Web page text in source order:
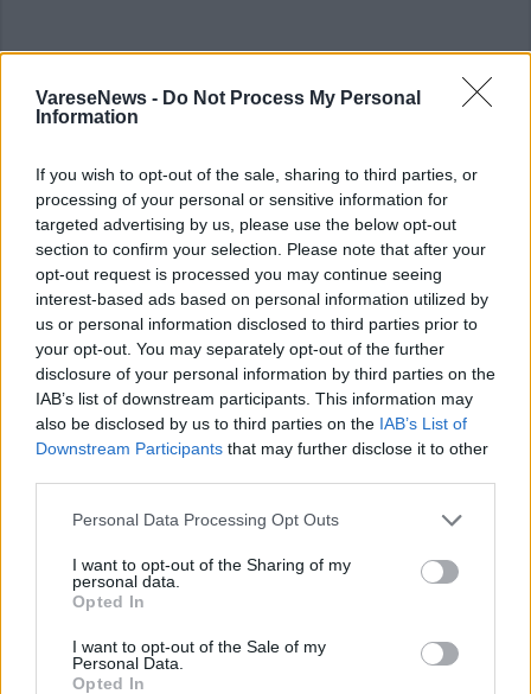
VareseNews - Do Not Process My Personal
Information
If you wish to opt-out of the sale, sharing to third parties, or
processing of your personal or sensitive information for
targeted advertising by us, please use the below opt-out
section to confirm your selection. Please note that after your
opt-out request is processed you may continue seeing
interest-based ads based on personal information utilized by
us or personal information disclosed to third parties prior to
your opt-out. You may separately opt-out of the further
disclosure of your personal information by third parties on the
IAB’s list of downstream participants. This information may
also be disclosed by us to third parties on the IAB’s List of
Downstream Participants that may further disclose it to other
Personal Data Processing Opt Outs
I want to opt-out of the Sharing of my
personal data.
Opted In
I want to opt-out of the Sale of my
Personal Data.
Opted In
ADV
Commenti
articolo.
L'email è richiesta ma non verrà mostrata ai visitatori. Il contenuto di questo
commento esprime il pensiero dell'autore e non rappresenta la linea editoriale
commenti non sono testi giornalistici, ma post inviati dai singoli lettori che
possono essere automaticamente pubblicati senza filtro preventivo. I commenti
che includano uno o più link a siti esterni verranno rimossi in automatico dal